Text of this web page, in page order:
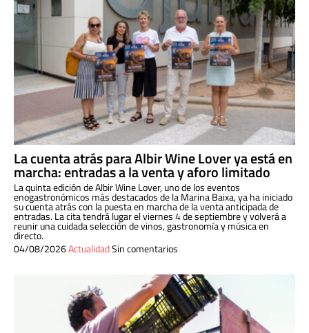
La cuenta atrás para Albir Wine Lover ya está en
marcha: entradas a la venta y aforo limitado
La quinta edición de Albir Wine Lover, uno de los eventos
enogastronómicos más destacados de la Marina Baixa, ya ha iniciado
su cuenta atrás con la puesta en marcha de la venta anticipada de
entradas. La cita tendrá lugar el viernes 4 de septiembre y volverá a
reunir una cuidada selección de vinos, gastronomía y música en
directo.
04/08/2026ActualidadSin comentarios